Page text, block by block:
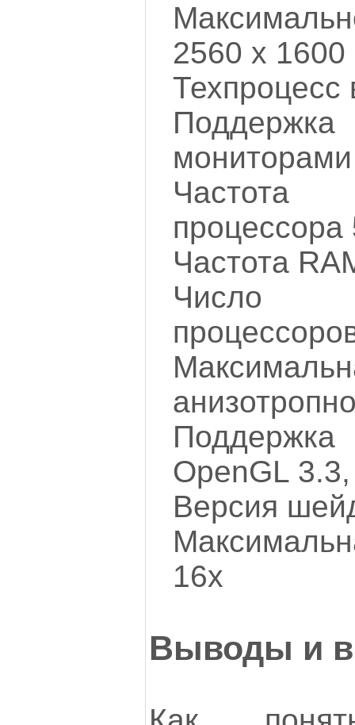
2560 x 1600
мониторами
Частота
Частота
Число
OpenGL
Версия
16x
Выводы и